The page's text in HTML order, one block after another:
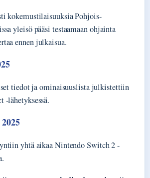
kokemustilaisuuksia Pohjois-
yleisö pääsi testaamaan ohjainta
ennen julkaisua.
tiedot ja ominaisuuslista julkistettiin
-lähetyksessä.
yhtä aikaa Nintendo Switch 2 -